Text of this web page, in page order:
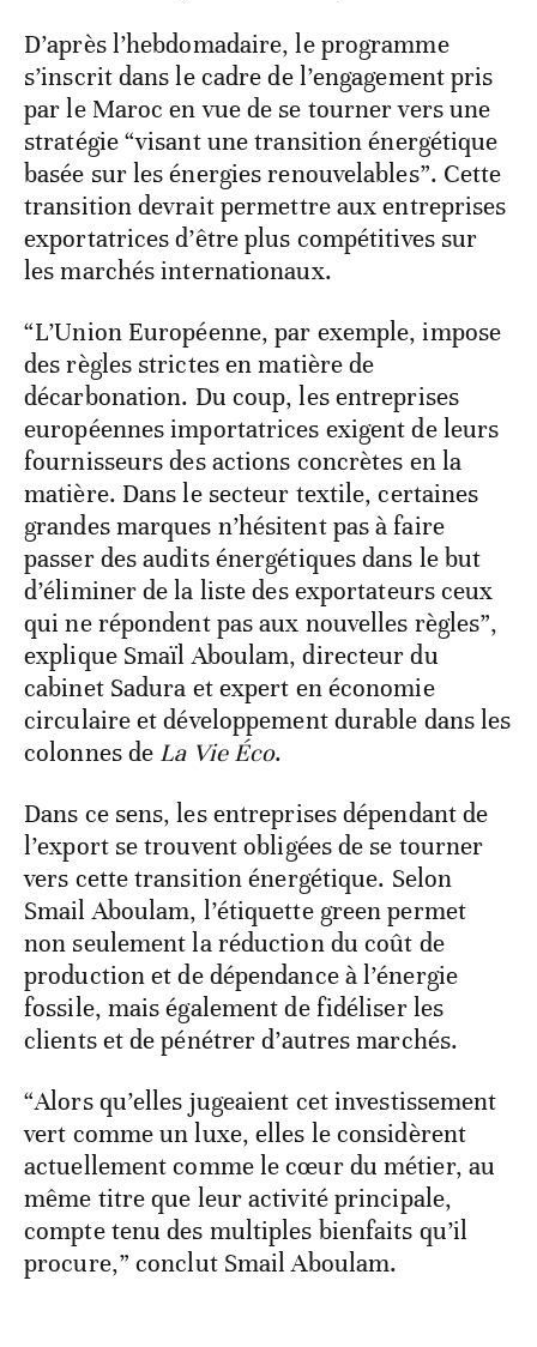
D’après l’hebdomadaire, le programme
s’inscrit dans le cadre de l’engagement pris
par le Maroc en vue de se tourner vers une
stratégie “visant une transition énergétique
basée sur les énergies renouvelables”. Cette
transition devrait permettre aux entreprises
exportatrices d’être plus compétitives sur
les marchés internationaux.
“L’Union Européenne, par exemple, impose
des règles strictes en matière de
décarbonation. Du coup, les entreprises
européennes importatrices exigent de leurs
fournisseurs des actions concrètes en la
matière. Dans le secteur textile, certaines
grandes marques n’hésitent pas à faire
passer des audits énergétiques dans le but
d’éliminer de la liste des exportateurs ceux
qui ne répondent pas aux nouvelles règles”,
explique Smaïl Aboulam, directeur du
cabinet Sadura et expert en économie
circulaire et développement durable dans les
colonnes de La Vie Éco.
Dans ce sens, les entreprises dépendant de
l’export se trouvent obligées de se tourner
vers cette transition énergétique. Selon
Smail Aboulam, l’étiquette green permet
non seulement la réduction du coût de
production et de dépendance à l’énergie
fossile, mais également de fidéliser les
clients et de pénétrer d’autres marchés.
“Alors qu’elles jugeaient cet investissement
vert comme un luxe, elles le considèrent
actuellement comme le cœur du métier, au
même titre que leur activité principale,
compte tenu des multiples bienfaits qu’il
procure,” conclut Smail Aboulam.